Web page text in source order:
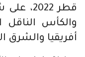
قطر
والكأس
أفريقيا والشرق